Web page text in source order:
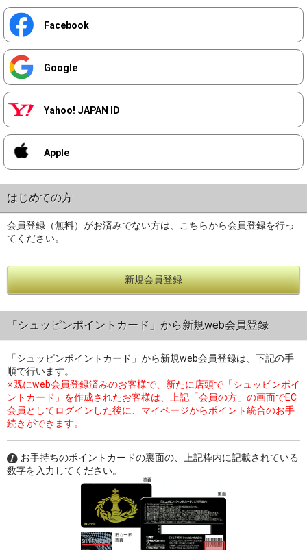
Facebook
Google
Yahoo! JAPAN ID
Apple
はじめての方
会員登録（無料）がお済みでない方は、こちらから会員登録を行っ
てください。
新規会員登録
「シュッピンポイントカード」から新規web会員登録
「シュッピンポイントカード」から新規web会員登録は、下記の手
順で行います。
※既にweb会員登録済みのお客様で、新たに店頭で「シュッピンポイ
ントカード」を作成されたお客様は、上記「会員の方」の画面でEC
会員としてログインした後に、マイページからポイント統合のお手
続きができます。
お手持ちのポイントカードの裏面の、上記枠内に記載されている
数字を入力してください。